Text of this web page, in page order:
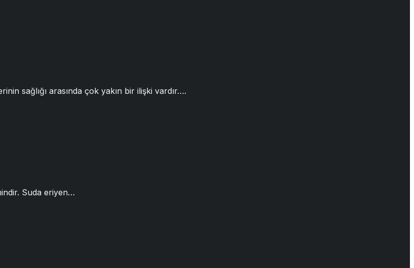
sağlığı arasında çok yakın bir ilişki vardır….
Suda eriyen…